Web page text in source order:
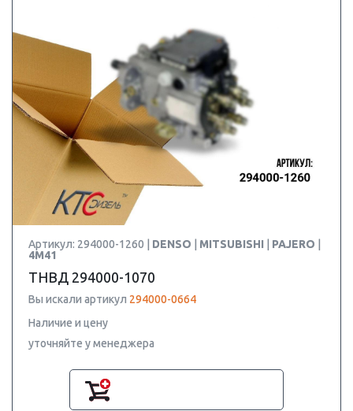
Артикул: 294000-1260 | DENSO MITSUBISHI PAJERO
4M41
ТНВД 294000-1070
Вы искали артикул 294000-0664
Наличие и цену
уточняйте у менеджера